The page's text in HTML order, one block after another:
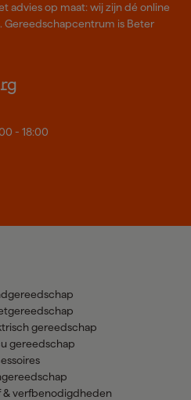
advies op maat: wij zijn dé online
Gereedschapcentrum is Beter
- 18:00
gereedschap
gereedschap
& verfbenodigdheden